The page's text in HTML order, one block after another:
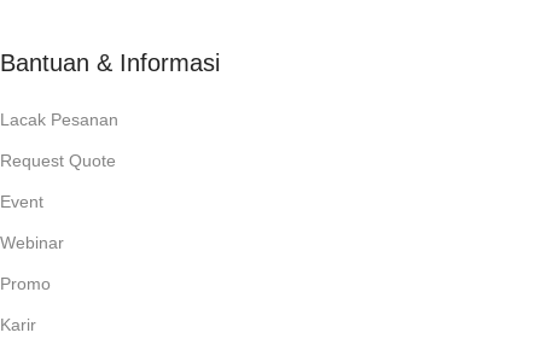
Bantuan & Informasi
Lacak Pesanan
Request Quote
Event
Webinar
Promo
Karir